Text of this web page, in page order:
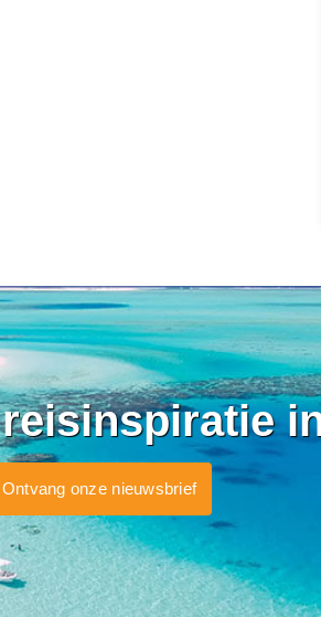
Ontvang onze nieuwsbrief